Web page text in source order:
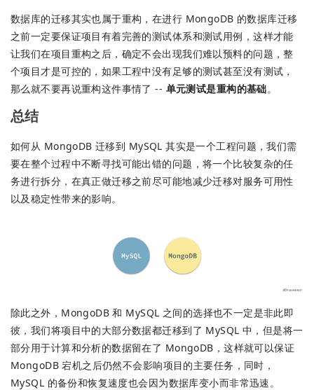
数据库的迁移其实也属于重构，在进行 MongoDB 的数据库迁移
之前一定要保证项目有着完善的测试体系和测试用例，这样才能
让我们在项目重构之后，确定不会出现我们难以预料的问题，整
个项目才是可控的，如果工程中没有足够的测试甚至没有测试，
那么就不要再说重构这件事情了 -- 单元测试是重构的基础。
总结
如何从 MongoDB 迁移到 MySQL 其实是一个工程问题，我们需
要在整个过程中不断寻找可能出错的问题，将一个比较复杂的任
务进行拆分，在真正做迁移之前尽可能地减少迁移对服务可用性
以及稳定性带来的影响。
除此之外，MongoDB 和 MySQL 之间的选择也不一定是非此即
彼，我们将项目中的大部分数据都迁移到了 MySQL 中，但是将一
部分用于计算和分析的数据留在了 MongoDB，这样就可以保证
MongoDB 宕机之后仍然不会影响项目的主要任务，同时，
MySQL 的备份和恢复速度也会因为数据库变小而非常迅速。